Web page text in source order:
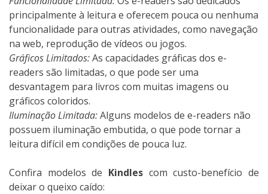
principalmente à leitura e oferecem pouca ou nenhuma
funcionalidade para outras atividades, como navegação
na web, reprodução de vídeos ou jogos.
Gráficos Limitados:As capacidades gráficas dos e-
readers são limitadas, o que pode ser uma
desvantagem para livros com muitas imagens ou
gráficos coloridos.
Iluminação Limitada:Alguns modelos de e-readers não
possuem iluminação embutida, o que pode tornar a
leitura difícil em condições de pouca luz.
Confira modelos de Kindles com custo-benefício de
deixar o queixo caído: